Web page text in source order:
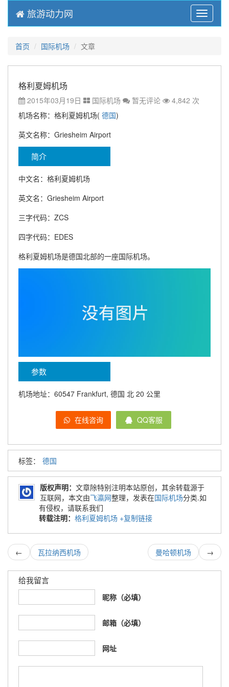
Menu
旅游动力网
首页 国际机场 文章
格利夏姆机场
2015年03月19日 国际机场 暂无评论
4,842 次
机场名称：格利夏姆机场( 德国)
英文名称：Griesheim Airport
简介
中文名：格利夏姆机场
英文名：Griesheim Airport
三字代码：ZCS
四字代码：EDES
格利夏姆机场是德国北部的一座国际机场。
参数
机场地址：60547 Frankfurt, 德国 北 20 公里
在线咨询 QQ客服
标签： 德国
版权声明： 文章除特别注明本站原创，其余转载源于
互联网，本文由飞瀛网整理，发表在国际机场分类.如
有侵权，请联系我们
转载注明： 格利夏姆机场 +复制链接
← 瓦拉纳西机场 →
曼哈顿机场
给我留言
昵称（必填）
邮箱（必填）
网址